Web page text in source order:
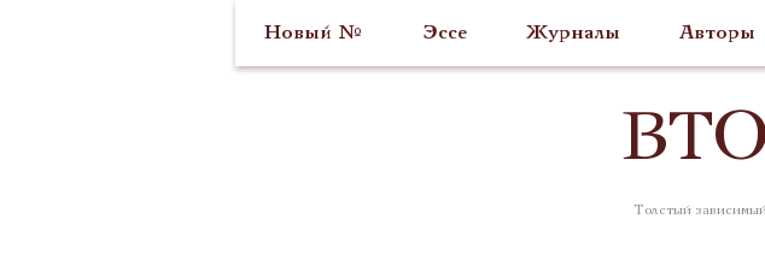
Новый № Эссе Журналы Авторы
Толстый